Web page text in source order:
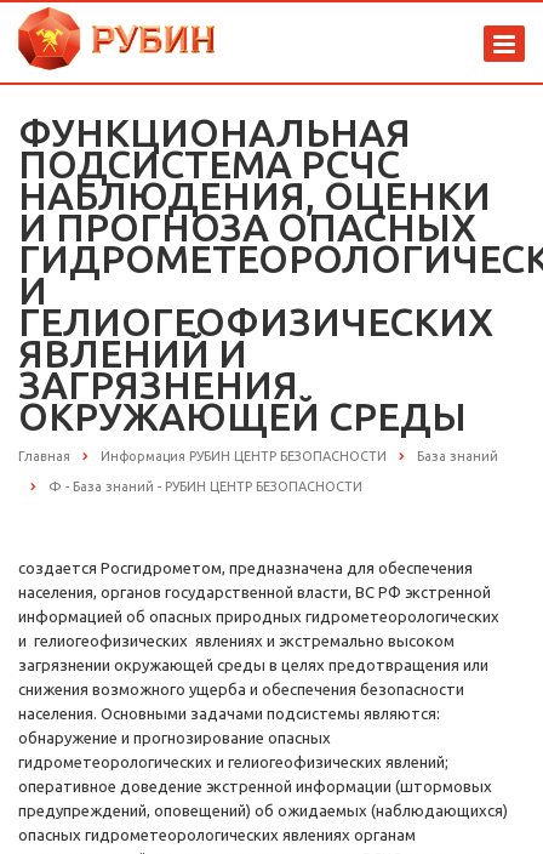
ФУНКЦИОНАЛЬНАЯ
ПОДСИСТЕМА РСЧС
НАБЛЮДЕНИЯ, ОЦЕНКИ
И ПРОГНОЗА ОПАСНЫХ
И
ГЕЛИОГЕОФИЗИЧЕСКИХ
ЯВЛЕНИЙ И
ЗАГРЯЗНЕНИЯ
ОКРУЖАЮЩЕЙ СРЕДЫ
Главная Информация РУБИН ЦЕНТР БЕЗОПАСНОСТИ База знаний
Ф - База знаний - РУБИН ЦЕНТР БЕЗОПАСНОСТИ
создается Росгидрометом, предназначена для обеспечения
населения, органов государственной власти, ВС РФ экстренной
информацией об опасных природных гидрометеорологических
и гелиогеофизических явлениях и экстремально высоком
загрязнении окружающей среды в целях предотвращения или
снижения возможного ущерба и обеспечения безопасности
населения. Основными задачами подсистемы являются:
обнаружение и прогнозирование опасных
гидрометеорологических и гелиогеофизических явлений;
оперативное доведение экстренной информации (штормовых
предупреждений, оповещений) об ожидаемых (наблюдающихся)
опасных гидрометеорологических явлениях органам